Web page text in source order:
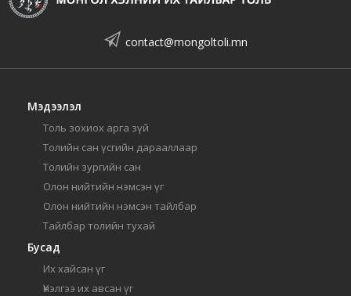
contact@mongoltoli.mn
Мэдээлэл
Толь зохиох арга зүй
Толийн сан үсгийн дарааллаар
Толийн зургийн сан
Олон нийтийн нэмсэн үг
Олон нийтийн нэмсэн тайлбар
Тайлбар толийн тухай
Бусад
Их хайсан үг
Үнэлгээ их авсан үг